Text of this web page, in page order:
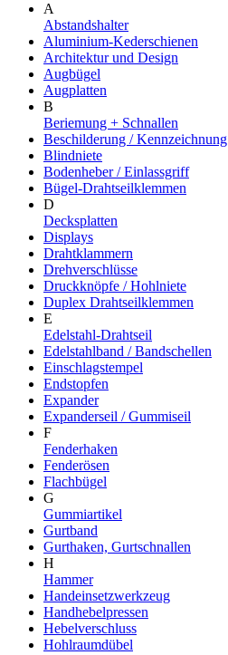
A
Abstandshalter
Aluminium-Kederschienen
Architektur und Design
Augbügel
Augplatten
B
Beriemung + Schnallen
Beschilderung / Kennzeichnung
Blindniete
Bodenheber / Einlassgriff
Bügel-Drahtseilklemmen
D
Decksplatten
Displays
Drahtklammern
Drehverschlüsse
Druckknöpfe / Hohlniete
Duplex Drahtseilklemmen
E
Edelstahl-Drahtseil
Edelstahlband / Bandschellen
Einschlagstempel
Endstopfen
Expander
Expanderseil / Gummiseil
F
Fenderhaken
Fenderösen
Flachbügel
G
Gummiartikel
Gurtband
Gurthaken, Gurtschnallen
H
Hammer
Handeinsetzwerkzeug
Handhebelpressen
Hebelverschluss
Hohlraumdübel